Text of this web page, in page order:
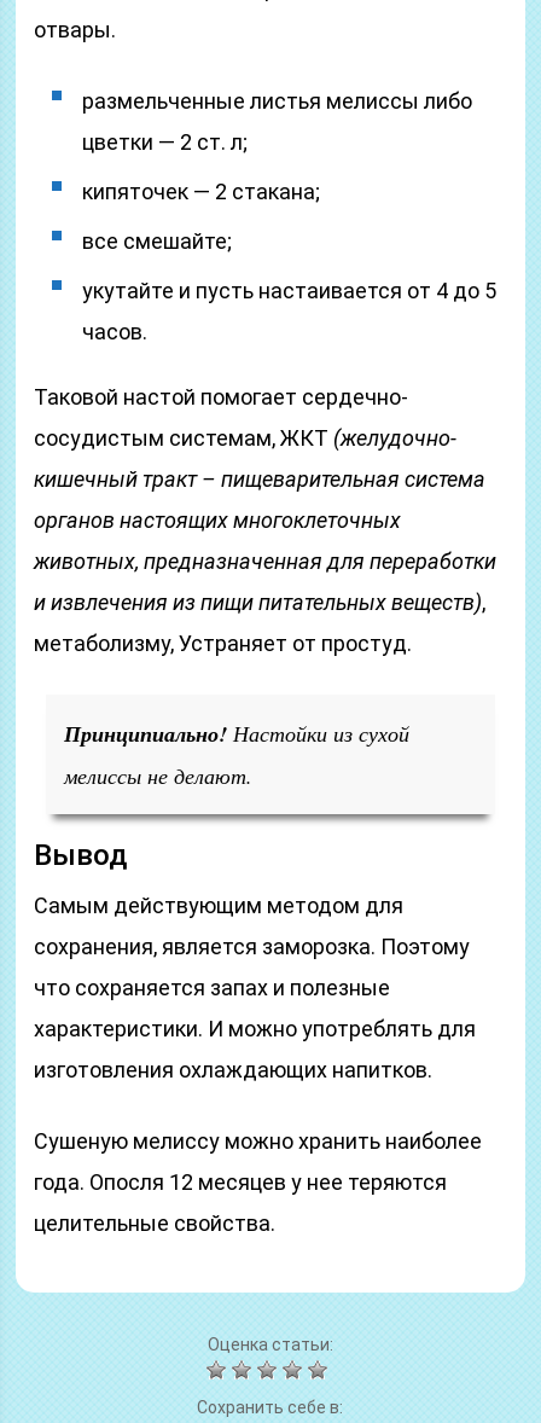
отвары.
размельченные листья мелиссы либо
цветки — 2 ст. л;
кипяточек — 2 стакана;
все смешайте;
укутайте и пусть настаивается от 4 до 5
часов.
Таковой настой помогает сердечно-
сосудистым системам, ЖКТ (желудочно-
кишечный тракт – пищеварительная система
органов настоящих многоклеточных
животных, предназначенная для переработки
и извлечения из пищи питательных веществ),
метаболизму, Устраняет от простуд.
Принципиально! Настойки из сухой
мелиссы не делают.
Вывод
Самым действующим методом для
сохранения, является заморозка. Поэтому
что сохраняется запах и полезные
характеристики. И можно употреблять для
изготовления охлаждающих напитков.
Сушеную мелиссу можно хранить наиболее
года. Опосля 12 месяцев у нее теряются
целительные свойства.
Оценка статьи:
Сохранить себе в: